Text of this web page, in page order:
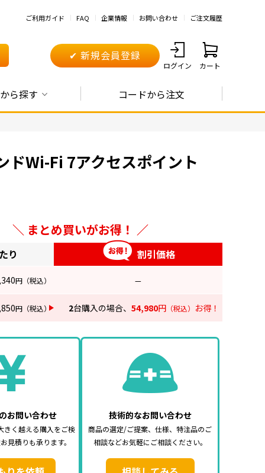
ご利用ガイド FAQ 企業情報 お問い合わせ ご注文履歴
✔ 新規会員登録
ログイン カート
ら探す コードから注文
Wi-Fi 7アクセスポイント
まとめ買いがお得！
り 割引価格
円 （税込） —
円 （税込） 2台購入の場合、 54,980円 （税込） お得！
お問い合わせ
きく越える購入をご検
見積りも承ります。
技術的なお問い合わせ
商品の選定/ご提案、仕様、特注品のご
相談などお気軽にご相談ください。